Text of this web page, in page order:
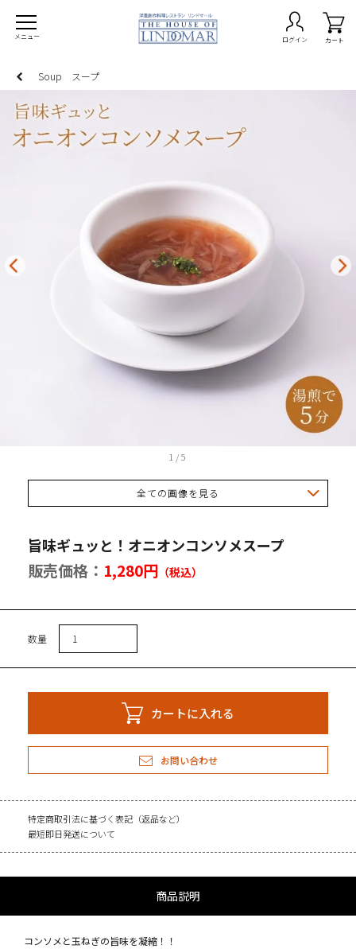
メニュー ログイン カート
-期間限定商品-
を見る
Soup スープ
1 /5
全ての画像を見る
旨味ギュッと！オニオンコンソメスープ
販売価格： 1,280円 （税込）
数量
カートに入れる
お問い合わせ
特定商取引法に基づく表記（返品など）
最短即日発送について
商品説明
コンソメと玉ねぎの旨味を凝縮！！